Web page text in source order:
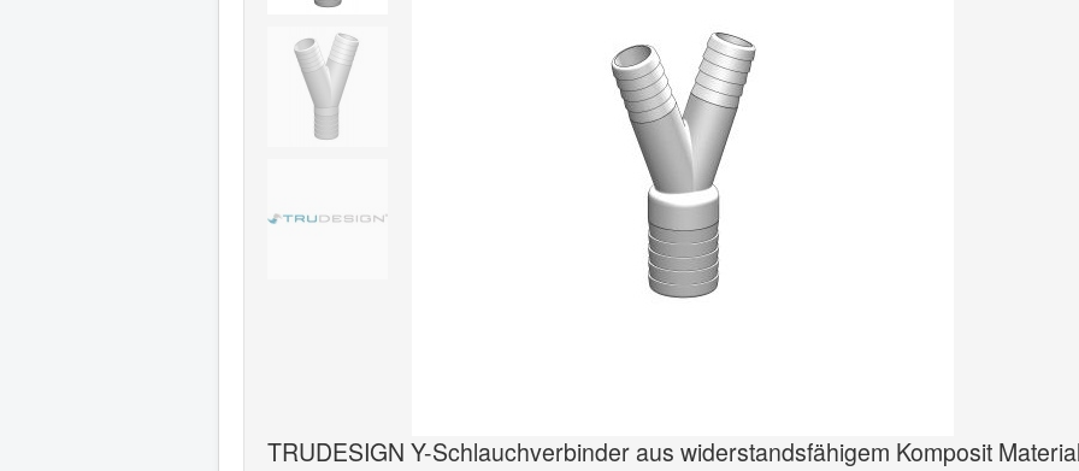
TRUDESIGN Y-Schlauchverbinder aus widerstandsfähigem Komposit